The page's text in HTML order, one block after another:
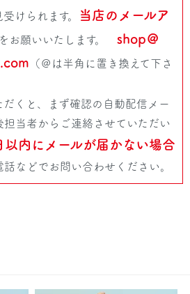
けられます。
当店のメールア
をお願いいたします。 shop＠
（＠は半角に置き換えて下さ
くと、まず確認の自動配信メー
担当者からご連絡させていただい
以内にメールが届かない場合
などでお問い合わせください。